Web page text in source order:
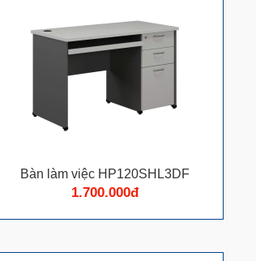
Bàn làm việc HP120SHL3DF
1.700.000đ